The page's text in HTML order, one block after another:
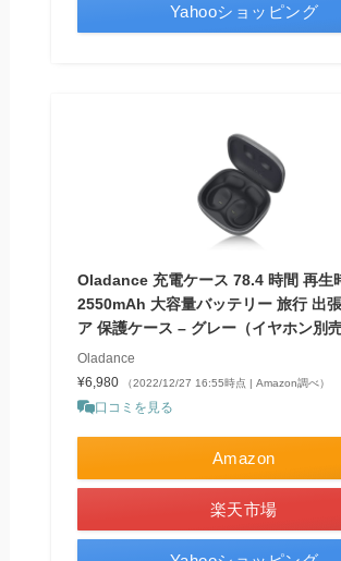
Yahooショッピング
Oladance 充電ケース 78.4 時間 再生
2550mAh 大容量バッテリー 旅行 出
ア 保護ケース – グレー（イヤホン別売
Oladance
¥6,980
（2022/12/27 16:55時点 | Amazon調べ）
口コミを見る
Amazon
楽天市場